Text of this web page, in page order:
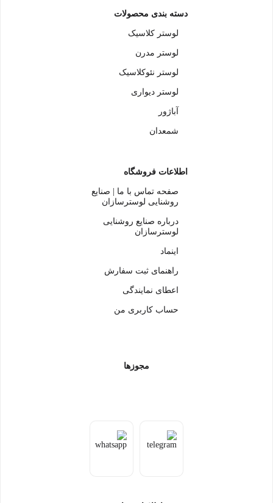
دسته بندی محصولات
لوستر کلاسیک
لوستر مدرن
لوستر نئوکلاسیک
لوستر دیواری
آباژور
شمعدان
اطلاعات فروشگاه
صفحه تماس با ما | صنایع
روشنایی لوسترسازان
درباره صنایع روشنایی
لوسترسازان
اینماد
راهنمای ثبت سفارش
اعطای نمایندگی
حساب کاربری من
مجوزها